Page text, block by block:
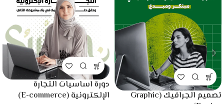
تصميم الجرافيك (Graphic
دورة اساسيات التجارة
الإلكترونية (E-commerce)